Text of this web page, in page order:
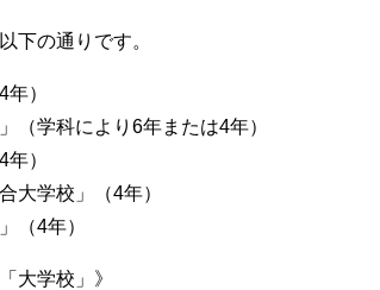
下の通りです。
年）
（学科により6年または4年）
年）
大学校」（4年）
（4年）
大学校」》